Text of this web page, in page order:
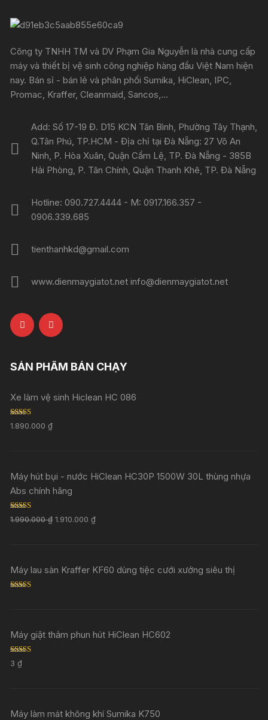
Công ty TNHH TM và DV Phạm Gia Nguyễn là nhà cung cấp
máy và thiết bị vệ sinh công nghiệp hàng đầu Việt Nam hiện
nay. Bán sỉ - bán lẻ và phân phối Sumika, HiClean, IPC,
Promac, Kraffer, Cleanmaid, Sancos,...
Add: Số 17-19 Đ. D15 KCN Tân Bình, Phường Tây Thạnh,
Q.Tân Phú, TP.HCM - Địa chỉ tại Đà Nẵng: 27 Võ An
Ninh, P. Hòa Xuân, Quận Cẩm Lệ, TP. Đà Nẵng - 385B
Hải Phòng, P. Tân Chính, Quận Thanh Khê, TP. Đà Nẵng
Hotline: 090.727.4444 - M: 0917.166.357 -
0906.339.685
tienthanhkd@gmail.com
www.dienmaygiatot.net info@dienmaygiatot.net
SẢN PHẨM BÁN CHẠY
Xe làm vệ sinh Hiclean HC 086
Rated 5.00
out of 5
1.890.000₫
Máy hút bụi - nước HiClean HC30P 1500W 30L thùng nhựa
Abs chính hãng
Rated 5.00
out of 5
1.990.000₫ 1.910.000₫
Máy lau sàn Kraffer KF60 dùng tiệc cưới xưởng siêu thị
Máy giặt thảm phun hút HiClean HC602
Rated
out of 5
3₫
Máy làm mát không khí Sumika K750